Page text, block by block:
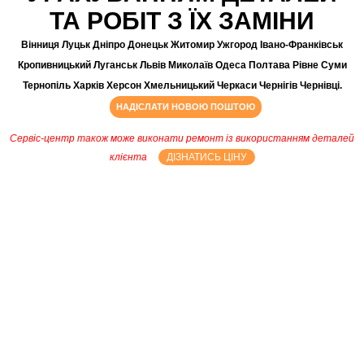
ТА РОБІТ З ЇХ ЗАМІНИ
Вінниця Луцьк Дніпро Донецьк Житомир Ужгород Івано-Франківськ
Кропивницький Луганськ Львів Миколаїв Одеса Полтава Рівне Суми
Тернопіль Харків Херсон Хмельницький Черкаси Чернігів Чернівці.
НАДІСЛАТИ НОВОЮ ПОШТОЮ
Сервіс-центр також може виконати ремонт із використанням деталей
клієнта
ДІЗНАТИСЬ ЦІНУ